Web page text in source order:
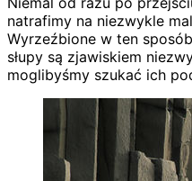
natrafimy na niezwykle
Wyrzeźbione w ten
słupy są zjawiskiem
moglibyśmy szukać ich